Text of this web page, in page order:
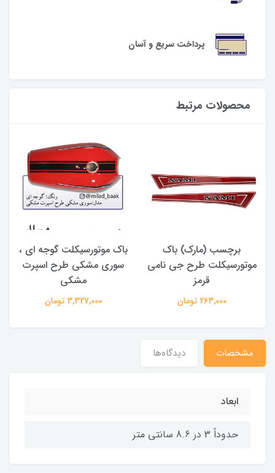
پرداخت سریع و آسان
محصولات مرتبط
برچسب (مارک) باک
موتورسیکلت طرح جی نامی
قرمز
263,000 تومان
باک موتورسیکلت گوجه ای ،
سوری مشکی طرح اسپرت
مشکی
3,327,000 تومان
مشخصات دیدگاه‌ها
ابعاد
حدوداً 3 در 8.6 سانتی متر